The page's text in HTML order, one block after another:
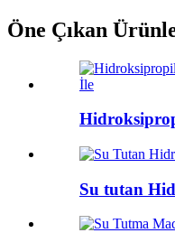
Öne Çıkan
Su tutan